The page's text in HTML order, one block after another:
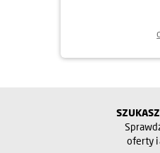
oferty i